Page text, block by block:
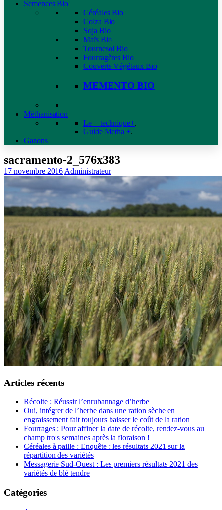
Semences Bio
Céréales Bio
Colza Bio
Soja Bio
Maïs Bio
Tournesol Bio
Fourragères Bio
Couverts Végétaux Bio
MEMENTO BIO
Méthanisation
Le + technique+.
Guide Metha +.
Gazons
sacramento-2_576x383
17 novembre 2016 Administrateur
Articles récents
Récolte : Réussir l’enrubannage d’herbe
Oui, intégrer de l’herbe dans une ration sèche en
engraissement fait toujours baisser le coût de la ration
Fourrages : Pour affiner la date de récolte, rendez-vous au
champ trois semaines après la floraison !
Céréales à paille : Enquête : les résultats 2021 sur la
répartition des variétés
Messagerie Sud-Ouest : Les premiers résultats 2021 des
variétés de blé tendre
Catégories